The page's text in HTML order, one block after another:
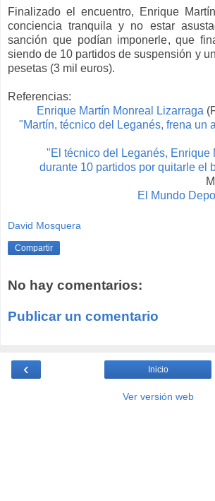
Finalizado el encuentro, Enrique Martín
conciencia tranquila y no estar
sanción que podían imponerle, que
siendo de 10 partidos de suspensión y
pesetas (3 mil euros).
Referencias:
Enrique Martín Monreal Lizarraga
"Martín, técnico del Leganés, frena un
"El técnico del Leganés, Enrique
durante 10 partidos por quitarle el
El Mundo
David Mosquera
Compartir
No hay comentarios:
Publicar un comentario
‹ Inicio
Ver versión web